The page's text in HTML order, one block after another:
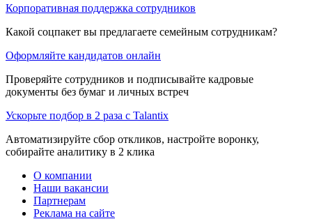
Корпоративная поддержка сотрудников
Какой соцпакет вы предлагаете семейным сотрудникам?
Оформляйте кандидатов онлайн
Проверяйте сотрудников и подписывайте кадровые
документы без бумаг и личных встреч
Ускорьте подбор в 2 раза с Talantix
Автоматизируйте сбор откликов, настройте воронку,
собирайте аналитику в 2 клика
О компании
Наши вакансии
Партнерам
Реклама на сайте